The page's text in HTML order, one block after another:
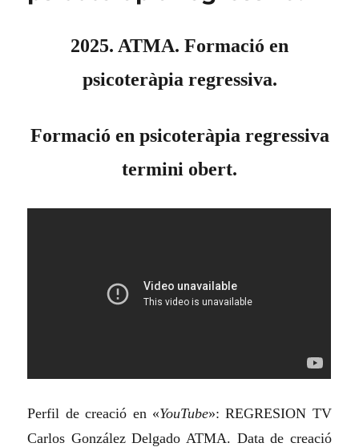
2025. ATMA. Formació en
psicoteràpia regressiva.
Formació en psicoteràpia regressiva
termini obert.
Perfil de creació en «YouTube»: REGRESION TV
Carlos González Delgado ATMA. Data de creació